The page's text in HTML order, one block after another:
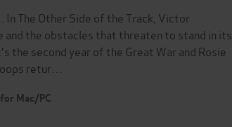
In The Other Side of the Track, Victor
and the obstacles that threaten to stand in its
the second year of the Great War and Rosie
retur…
Mac/PC